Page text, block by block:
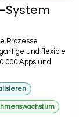
System
Prozesse
und flexible
Apps und